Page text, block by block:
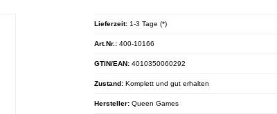
Lieferzeit: 1-3 Tage (*)
Art.Nr.: 400-10166
GTIN/EAN: 4010350060292
Zustand:Komplett und gut erhalten
Hersteller: Queen Games